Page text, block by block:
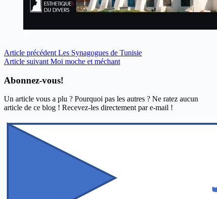
Article précédent Les Synagogues de Tunisie
Article suivant Moi moche et méchant
Abonnez-vous!
Un article vous a plu ? Pourquoi pas les autres ? Ne ratez aucun
article de ce blog ! Recevez-les directement par e-mail !